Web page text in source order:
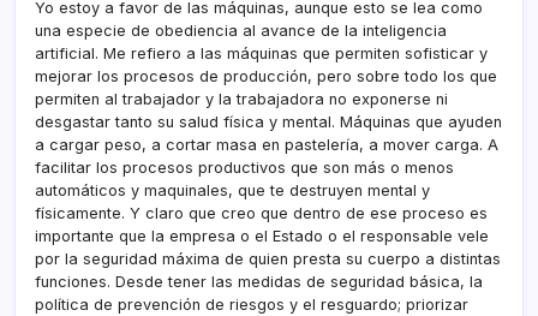
Yo estoy a favor de las máquinas, aunque esto se lea como
una especie de obediencia al avance de la inteligencia
artificial. Me refiero a las máquinas que permiten sofisticar y
mejorar los procesos de producción, pero sobre todo los que
permiten al trabajador y la trabajadora no exponerse ni
desgastar tanto su salud física y mental. Máquinas que ayuden
a cargar peso, a cortar masa en pastelería, a mover carga. A
facilitar los procesos productivos que son más o menos
automáticos y maquinales, que te destruyen mental y
físicamente. Y claro que creo que dentro de ese proceso es
importante que la empresa o el Estado o el responsable vele
por la seguridad máxima de quien presta su cuerpo a distintas
funciones. Desde tener las medidas de seguridad básica, la
política de prevención de riesgos y el resguardo; priorizar